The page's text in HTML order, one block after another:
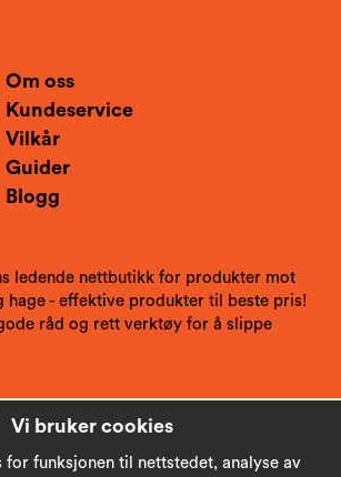
Om oss
Kundeservice
Vilkår
Guider
Blogg
ledende nettbutikk for produkter mot
hage - effektive produkter til beste pris!
råd og rett verktøy for å slippe
Vi bruker cookies
for funksjonen til nettstedet, analyse av